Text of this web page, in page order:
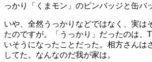
っかり「くまモン」のピンバッジと缶バ
いや、全然うっかりなどではなく、実は
たのですが。「うっかり」だったのは、
いそうになったことだった。相方さんは
してた。なんなのだ我が家は。